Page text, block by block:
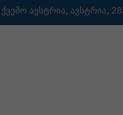
ქვემო ავსტრია, ავსტრია,